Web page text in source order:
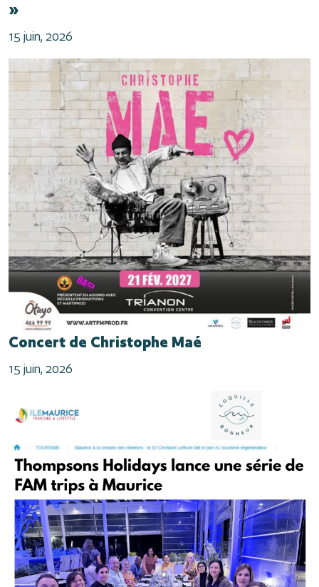
»
15 juin, 2026
Concert de Christophe Maé
15 juin, 2026